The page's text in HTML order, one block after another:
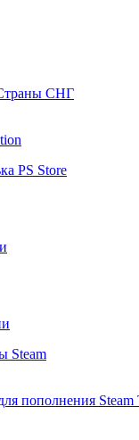
СНГ
PS Store
пополнения Steam